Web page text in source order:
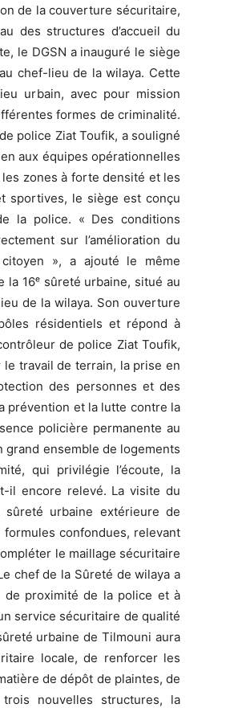
de la couverture sécuritaire,
des structures d’accueil du
le DGSN a inauguré le siège
chef-lieu de la wilaya. Cette
urbain, avec pour mission
formes de criminalité.
police Ziat Toufik, a souligné
aux équipes opérationnelles
zones à forte densité et les
sportives, le siège est conçu
la police. « Des conditions
sur l’amélioration du
», a ajouté le même
16ᵉ sûreté urbaine, situé au
de la wilaya. Son ouverture
résidentiels et répond à
de police Ziat Toufik,
travail de terrain, la prise en
des personnes et des
prévention et la lutte contre la
policière permanente au
grand ensemble de logements
qui privilégie l’écoute, la
il encore relevé. La visite du
urbaine extérieure de
confondues, relevant
le maillage sécuritaire
chef de la Sûreté de wilaya a
de proximité de la police et à
service sécuritaire de qualité
urbaine de Tilmouni aura
locale, de renforcer les
de dépôt de plaintes, de
nouvelles structures, la